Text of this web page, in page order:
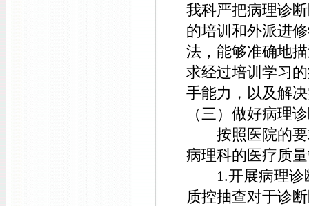
我科严把病理诊
的培训和外派进
法，能够准确地
求经过培训学习
手能力，以及解
（三）做好病理
按照医院的要
病理科的医疗质
1.开展病理诊
质控抽查对于诊